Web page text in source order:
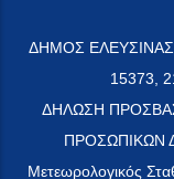
ΔΗΜΟΣ ΕΛΕΥΣΙΝΑΣ
15373,
ΔΗΛΩΣΗ
ΠΡΟΣΩΠΙΚΩΝ
Μετεωρολογικός